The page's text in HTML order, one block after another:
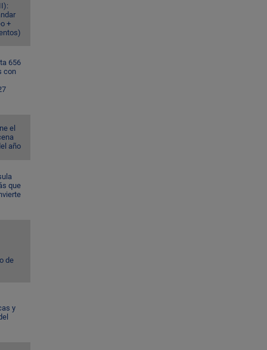
+
656
con
el
año
que
de
y